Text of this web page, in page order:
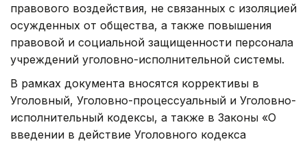
правового воздействия, не связанных с изоляцией
осужденных от общества, а также повышения
правовой и социальной защищенности персонала
учреждений уголовно-исполнительной системы.
В рамках документа вносятся коррективы в
Уголовный, Уголовно-процессуальный и Уголовно-
исполнительный кодексы, а также в Законы «О
введении в действие Уголовного кодекса